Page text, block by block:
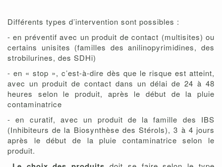
Différents types d’intervention sont possibles :
- en préventif avec un produit de contact (multisites) ou
certains unisites (familles des anilinopyrimidines, des
strobilurines, des SDHi)
- en « stop », c’est-à-dire dès que le risque est atteint,
avec un produit de contact dans un délai de 24 à 48
heures selon le produit, après le début de la pluie
contaminatrice
- en curatif, avec un produit de la famille des IBS
(Inhibiteurs de la Biosynthèse des Stérols), 3 à 4 jours
après le début de la pluie contaminatrice selon le
produit.